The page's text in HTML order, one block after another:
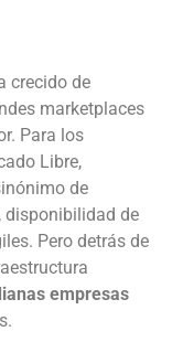
crecido de
marketplaces
Para los
Libre,
de
disponibilidad de
Pero detrás de
empresas